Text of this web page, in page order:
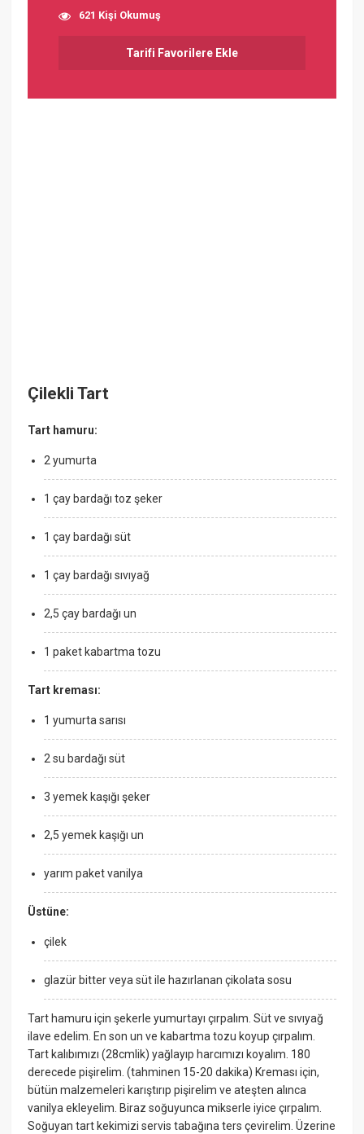
621 Kişi Okumuş
Tarifi Favorilere Ekle
Çilekli Tart
Tart hamuru:
2 yumurta
1 çay bardağı toz şeker
1 çay bardağı süt
1 çay bardağı sıvıyağ
2,5 çay bardağı un
1 paket kabartma tozu
Tart kreması:
1 yumurta sarısı
2 su bardağı süt
3 yemek kaşığı şeker
2,5 yemek kaşığı un
yarım paket vanilya
Üstüne:
çilek
glazür bitter veya süt ile hazırlanan çikolata sosu
Tart hamuru için şekerle yumurtayı çırpalım. Süt ve sıvıyağ
ilave edelim. En son un ve kabartma tozu koyup çırpalım.
Tart kalıbımızı (28cmlik) yağlayıp harcımızı koyalım. 180
derecede pişirelim. (tahminen 15-20 dakika) Kreması için,
bütün malzemeleri karıştırıp pişirelim ve ateşten alınca
vanilya ekleyelim. Biraz soğuyunca mikserle iyice çırpalım.
Soğuyan tart kekimizi servis tabağına ters çevirelim. Üzerine